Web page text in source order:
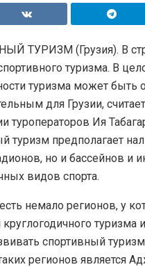
ТУРИЗМ (Грузия). В
туризма. В
туризма может быть
для Грузии,
туроператоров Ия
туризм предполагает
но и бассейнов и
видов спорта.
немало регионов, у
круглогодичного туризма
спортивный
регионов является